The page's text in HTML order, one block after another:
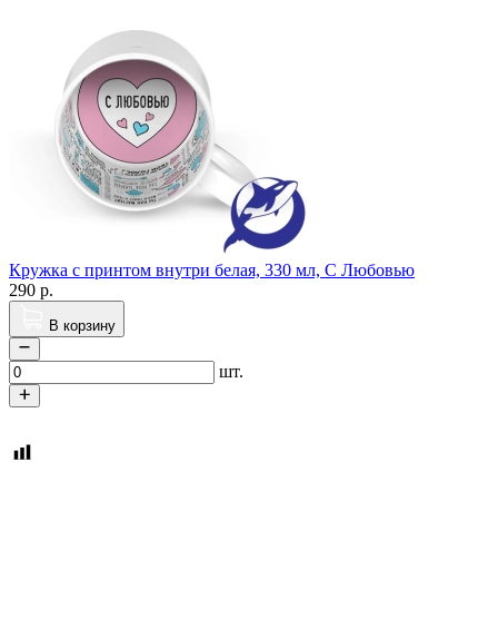
Кружка с принтом внутри белая, 330 мл, С Любовью
290 р.
В корзину
шт.